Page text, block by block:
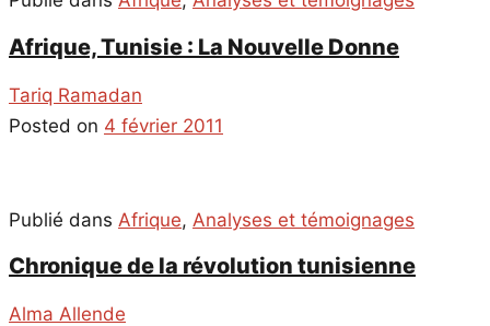
Afrique, Tunisie : La Nouvelle Donne
Tariq Ramadan
Posted on 4 février 2011
Publié dans Afrique, Analyses et témoignages
Chronique de la révolution tunisienne
Alma Allende